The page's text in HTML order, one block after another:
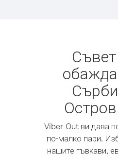
Viber Out ви дава
по-малко пари.
нашите гъвкави,